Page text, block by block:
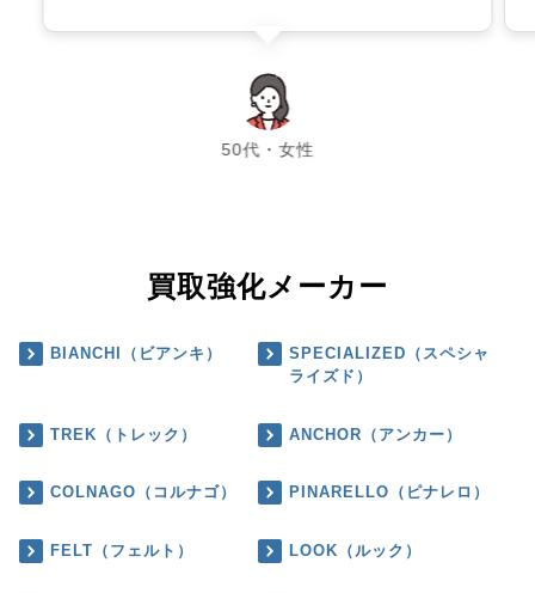
50代・女性
chevron_left chevron_right
買取強化メーカー
BIANCHI（ビアンキ）
SPECIALIZED（スペシャ
ライズド）
TREK（トレック） ANCHOR（アンカー）
COLNAGO（コルナゴ） PINARELLO（ピナレロ）
FELT（フェルト） LOOK（ルック）